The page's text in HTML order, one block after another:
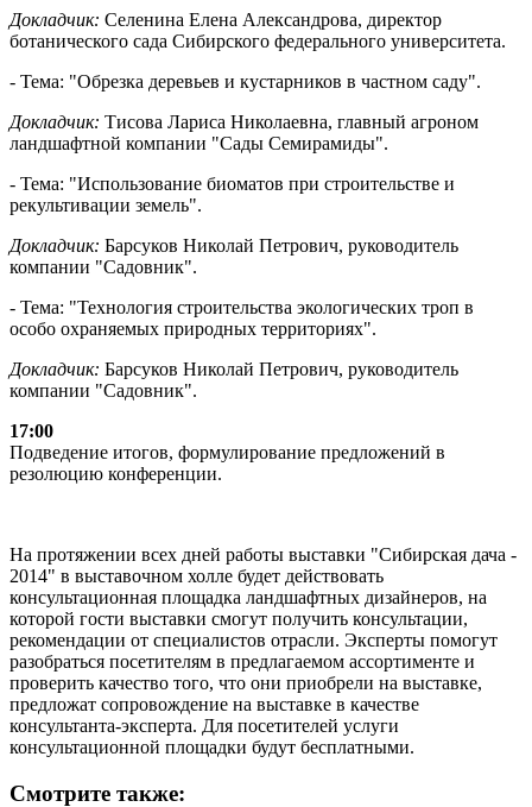
Докладчик: Селенина Елена Александрова, директор
ботанического сада Сибирского федерального университета.
- Тема: "Обрезка деревьев и кустарников в частном саду".
Докладчик: Тисова Лариса Николаевна, главный агроном
ландшафтной компании "Сады Семирамиды".
- Тема: "Использование биоматов при строительстве и
рекультивации земель".
Докладчик: Барсуков Николай Петрович, руководитель
компании "Садовник".
- Тема: "Технология строительства экологических троп в
особо охраняемых природных территориях".
Докладчик: Барсуков Николай Петрович, руководитель
компании "Садовник".
17:00
Подведение итогов, формулирование предложений в
резолюцию конференции.
На протяжении всех дней работы выставки "Сибирская дача -
2014" в выставочном холле будет действовать
консультационная площадка ландшафтных дизайнеров, на
которой гости выставки смогут получить консультации,
рекомендации от специалистов отрасли. Эксперты помогут
разобраться посетителям в предлагаемом ассортименте и
проверить качество того, что они приобрели на выставке,
предложат сопровождение на выставке в качестве
консультанта-эксперта. Для посетителей услуги
консультационной площадки будут бесплатными.
Смотрите также: